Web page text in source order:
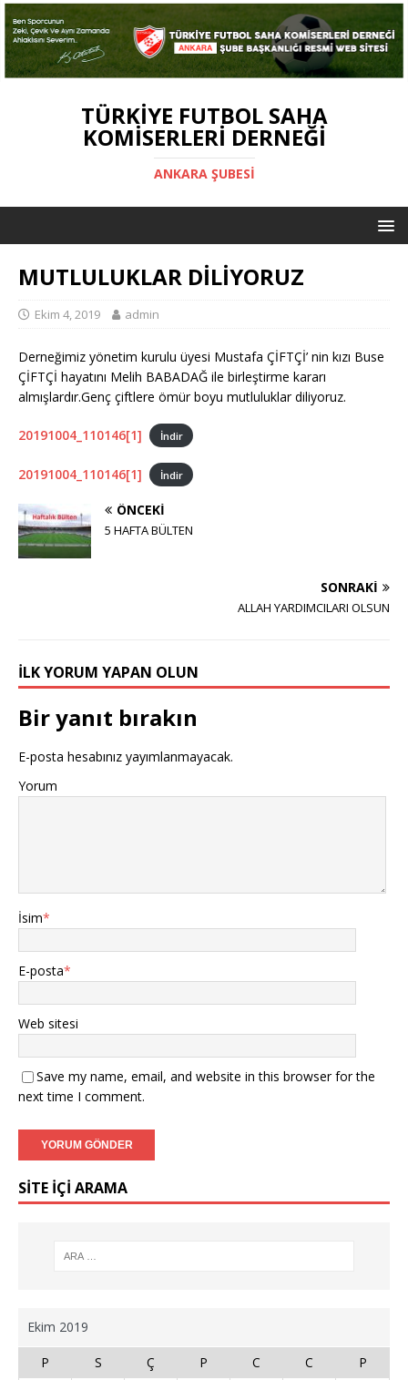
TÜRKIYE FUTBOL SAHA
KOMISERLERI DERNEĞI
ANKARA ŞUBESİ
MUTLULUKLAR DİLİYORUZ
Ekim 4, 2019 admin
Derneğimiz yönetim kurulu üyesi Mustafa ÇİFTÇİ’ nin kızı Buse
ÇİFTÇİ hayatını Melih BABADAĞ ile birleştirme kararı
almışlardır.Genç çiftlere ömür boyu mutluluklar diliyoruz.
20191004_110146[1] İndir
20191004_110146[1] İndir
ÖNCEKI
5 HAFTA BÜLTEN
SONRAKI
ALLAH YARDIMCILARI OLSUN
İLK YORUM YAPAN OLUN
Bir yanıt bırakın
E-posta hesabınız yayımlanmayacak.
Yorum
İsim*
E-posta*
Web sitesi
Save my name, email, and website in this browser for the
next time I comment.
SİTE İÇİ ARAMA
Ekim 2019
P S Ç P C C
P